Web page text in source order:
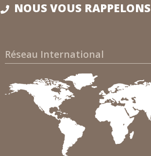
NOUS VOUS RAPPELONS
Réseau International